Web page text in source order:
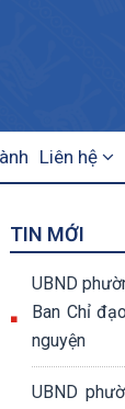
Liên hệ
TIN MỚI
UBND
Ban Chỉ
nguyện
UBND